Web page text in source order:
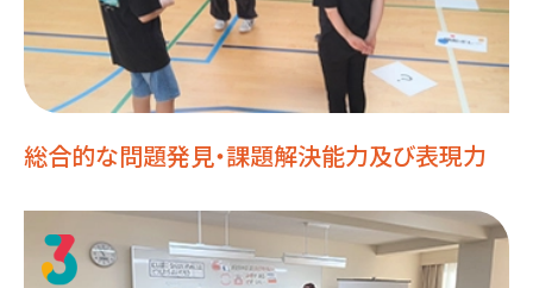
総合的な問題発見・課題解決能力及び表現力